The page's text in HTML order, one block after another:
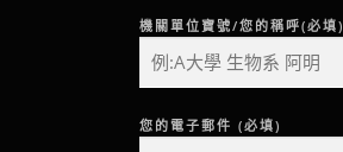
機關單位寶號/您的稱呼(必填)
您的電子郵件 (必填)